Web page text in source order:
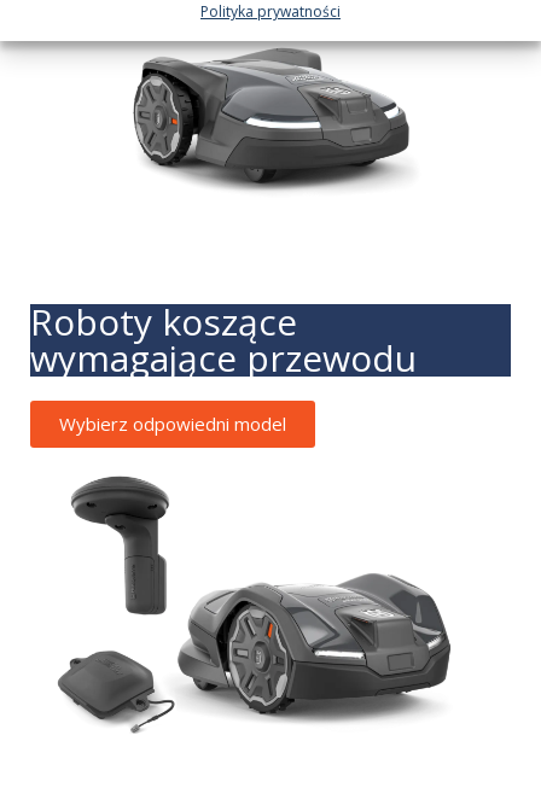
Polityka prywatności
Roboty koszące
wymagające przewodu
Wybierz odpowiedni model